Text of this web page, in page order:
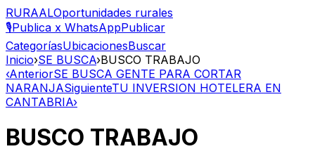
RURAALOportunidades rurales
🎙️Publica x WhatsAppPublicar
CategoríasUbicacionesBuscar
Inicio›SE BUSCA›BUSCO TRABAJO
‹AnteriorSE BUSCA GENTE PARA CORTAR
NARANJASiguienteTU INVERSION HOTELERA EN
CANTABRIA›
BUSCO TRABAJO